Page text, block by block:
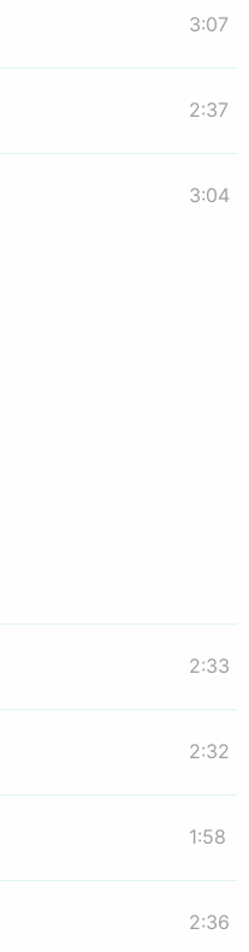
3:07
2:37
3:04
2:33
2:32
1:58
2:36